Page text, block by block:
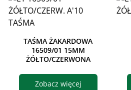
TAŚMA ŻAKARDOWA
16509/01 15MM
ŻÓŁTO/CZERWONA
Zobacz więcej